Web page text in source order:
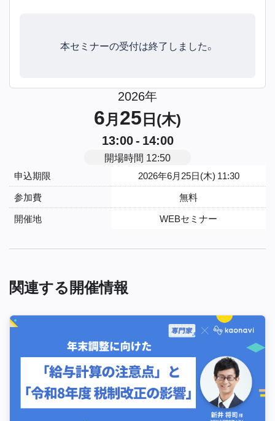
本セミナーの受付は終了しました。
2026年
6月25日(木)
13:00 - 14:00
開場時間 12:50
申込期限
2026年6月25日(木) 11:30
参加費
無料
開催地
WEBセミナー
関連する開催情報